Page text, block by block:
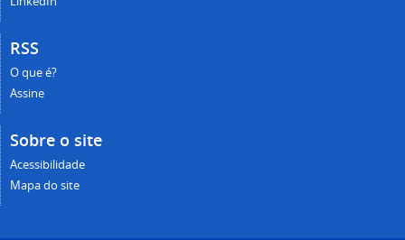
RSS
O que é?
Assine
Sobre o site
Acessibilidade
Mapa do site